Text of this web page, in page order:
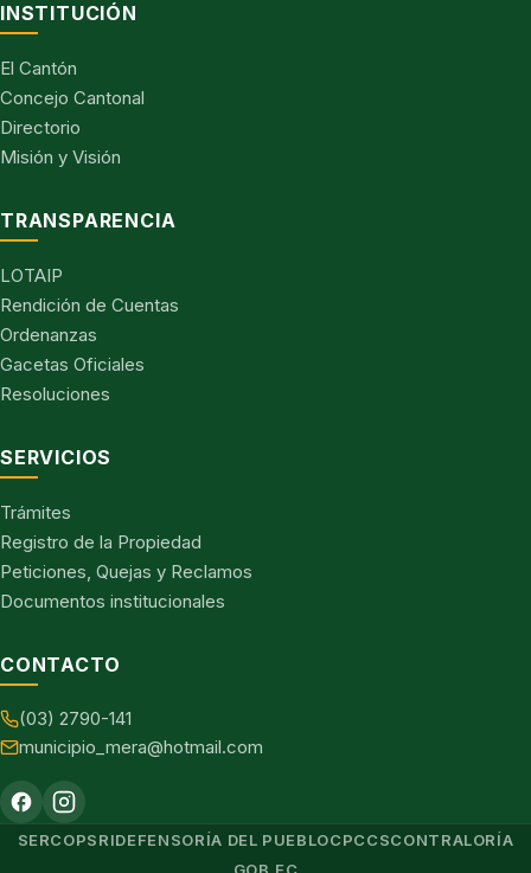
INSTITUCIÓN
El Cantón
Concejo Cantonal
Directorio
Misión y Visión
TRANSPARENCIA
LOTAIP
Rendición de Cuentas
Ordenanzas
Gacetas Oficiales
Resoluciones
SERVICIOS
Trámites
Registro de la Propiedad
Peticiones, Quejas y Reclamos
Documentos institucionales
CONTACTO
(03) 2790-141
municipio_mera@hotmail.com
SERCOPSRIDEFENSORÍA DEL PUEBLOCPCCSCONTRALORÍA